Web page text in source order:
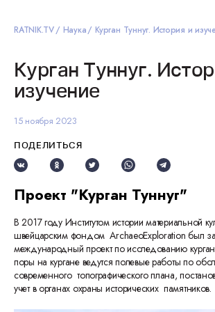
RATNIK.TV Наука Курган Туннуг. История и
Курган Туннуг.
изучение
15 ноября 2023
ПОДЕЛИТЬСЯ
Проект "Курган Туннуг"
В 2017 году Институтом истории материальной
швейцарским фондом ArchaeoExploration был
международный проект по исследованию
поры на кургане ведутся полевые работы по
современного топографического плана,
учет в органах охраны исторических памятников.